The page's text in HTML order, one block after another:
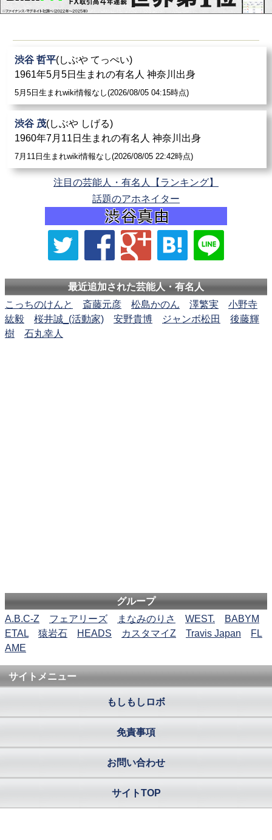
渋谷 哲平(しぶや てっぺい)
1961年5月5日生まれの有名人 神奈川出身
5月5日生まれwiki情報なし(2026/08/05 04:15時点)
渋谷 茂(しぶや しげる)
1960年7月11日生まれの有名人 神奈川出身
7月11日生まれwiki情報なし(2026/08/05 22:42時点)
注目の芸能人・有名人【ランキング】
話題のアホネイター
最近追加された芸能人・有名人
こっちのけんと
斎藤元彦 松島かのん 澤繁実
小野寺
紘毅
桜井誠_(活動家) 安野貴博 ジャンボ松田
後藤輝
樹
石丸幸人
グループ
A.B.C-Z
フェアリーズ まなみのりさ WEST.
BABYM
ETAL
猿岩石 HEADS カスタマイZ Travis Japan
FL
AME
サイトメニュー
もしもしロボ
免責事項
お問い合わせ
サイトTOP